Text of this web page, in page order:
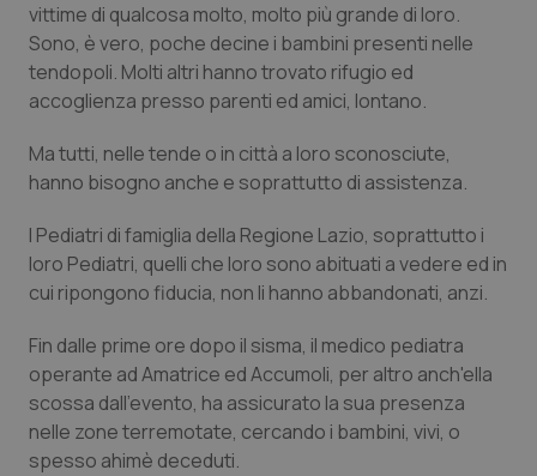
QS Pro
Professionisti Sanitari.AI
Abruzzo
Calabria
Campania
Emilia-Romagna
Friuli Venezia Giulia
QS Pro Gold
Asma & BPCO
Car-T
Colesterolo & coronaropatie
Dermatite Atopica
Newsletter
vittime di qualcosa molto, molto più grande di loro.
Sono, è vero, poche decine i bambini presenti nelle
tendopoli. Molti altri hanno trovato rifugio ed
accoglienza presso parenti ed amici, lontano.
Ma tutti, nelle tende o in città a loro sconosciute,
hanno bisogno anche e soprattutto di assistenza.
I Pediatri di famiglia della Regione Lazio, soprattutto i
loro Pediatri, quelli che loro sono abituati a vedere ed in
cui ripongono fiducia, non li hanno abbandonati, anzi.
Fin dalle prime ore dopo il sisma, il medico pediatra
operante ad Amatrice ed Accumoli, per altro anch'ella
scossa dall'evento, ha assicurato la sua presenza
nelle zone terremotate, cercando i bambini, vivi, o
spesso ahimè deceduti.